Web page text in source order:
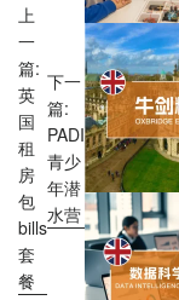
上
一
篇:
英
国
租
房
包
bills
套
餐
下一
篇:
PADI
青少
年潜
水营